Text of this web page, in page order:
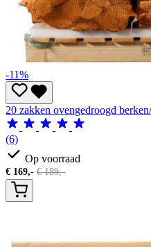
-11%
20 zakken ovengedroogd
(6)
Op voorraad
€ 169,- €189,-